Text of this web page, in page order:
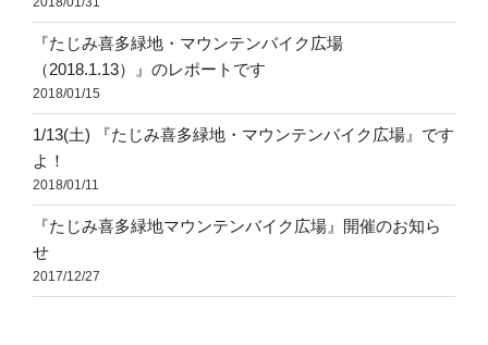
『たじみ喜多緑地・マウンテンバイク広場
（2018.1.13）』のレポートです
2018/01/15
1/13(土) 『たじみ喜多緑地・マウンテンバイク広場』です
よ！
2018/01/11
『たじみ喜多緑地マウンテンバイク広場』開催のお知ら
せ
2017/12/27